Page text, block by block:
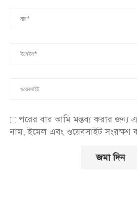
পরের বার আমি মন্তব্য করার জন্য
নাম, ইমেল এবং ওয়েবসাইট সংরক্ষণ